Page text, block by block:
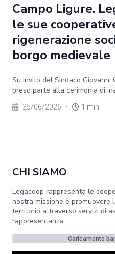
Campo Ligure.
le sue
rigenerazione
borgo medievale
Su invito del Sindaco Giovanni
preso parte alla cerimonia di
25/06/2026 • 1 min
CHI SIAMO
Legacoop rappresenta le
nostra missione è
territorio attraverso servizi di
rappresentanza.
Caricamento